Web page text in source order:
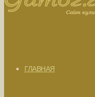
ГЛАВНАЯ